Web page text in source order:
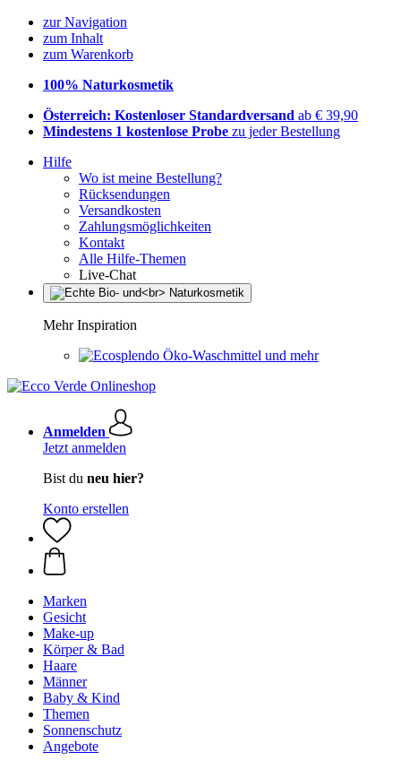
zur Navigation
zum Inhalt
zum Warenkorb
100% Naturkosmetik
Österreich: Kostenloser Standardversand ab € 39,90
Mindestens 1 kostenlose Probe zu jeder Bestellung
Hilfe
Wo ist meine Bestellung?
Rücksendungen
Versandkosten
Zahlungsmöglichkeiten
Kontakt
Alle Hilfe-Themen
Live-Chat
Mehr Inspiration
Öko-Waschmittel und mehr
Anmelden
Jetzt anmelden
Bist du neu hier?
Konto erstellen
Marken
Gesicht
Make-up
Körper & Bad
Haare
Männer
Baby & Kind
Themen
Sonnenschutz
Angebote